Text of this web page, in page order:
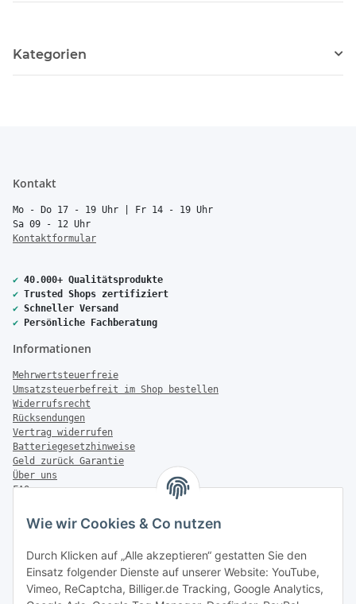
Wie wir Cookies & Co nutzen
Durch Klicken auf „Alle akzeptieren“ gestatten Sie den
Einsatz folgender Dienste auf unserer Website: YouTube,
Vimeo, ReCaptcha, Billiger.de Tracking, Google Analytics,
Kategorien
Kontakt
Mo - Do 17 - 19 Uhr | Fr 14 - 19 Uhr
Sa 09 - 12 Uhr
Kontaktformular
✔ 40.000+ Qualitätsprodukte
✔ Trusted Shops zertifiziert
✔ Schneller Versand
✔ Persönliche Fachberatung
Informationen
Mehrwertsteuerfreie
Umsatzsteuerbefreit im Shop bestellen
Widerrufsrecht
Rücksendungen
Vertrag widerrufen
Batteriegesetzhinweise
Geld zurück Garantie
Über uns
FAQ
Zahlung & Versand